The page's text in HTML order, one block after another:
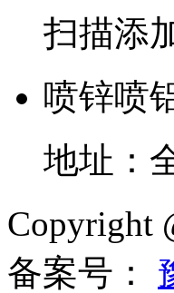
扫描添
喷锌喷
地址：
Copyright
备案号：